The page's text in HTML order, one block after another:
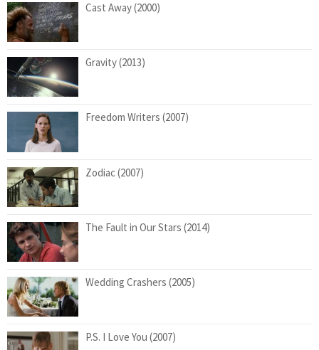
Cast Away (2000)
Gravity (2013)
Freedom Writers (2007)
Zodiac (2007)
The Fault in Our Stars (2014)
Wedding Crashers (2005)
P.S. I Love You (2007)